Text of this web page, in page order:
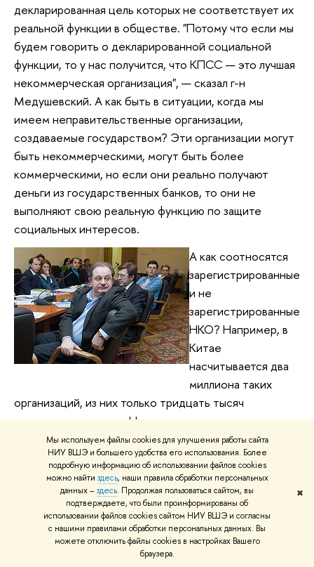
Мы используем файлы cookies для улучшения работы сайта
НИУ ВШЭ и большего удобства его использования. Более
подробную информацию об использовании файлов cookies
можно найти здесь, наши правила обработки персональных
данных –здесь. Продолжая пользоваться сайтом, вы
подтверждаете, что были проинформированы об
использовании файлов cookies сайтом НИУ ВШЭ и согласны
с нашими правилами обработки персональных данных. Вы
можете отключить файлы cookies в настройках Вашего
браузера.
✖
декларированная цель которых не соответствует их
реальной функции в обществе. "Потому что если мы
будем говорить о декларированной социальной
функции, то у нас получится, что КПСС — это лучшая
некоммерческая организация", — сказал г-н
Медушевский. А как быть в ситуации, когда мы
имеем неправительственные организации,
создаваемые государством? Эти организации могут
быть некоммерческими, могут быть более
коммерческими, но если они реально получают
деньги из государственных банков, то они не
выполняют свою реальную функцию по защите
социальных интересов.
А как соотносятся
зарегистрированные
и не
зарегистрированные
НКО? Например, в
Китае
насчитывается два
миллиона таких
организаций, из них только тридцать тысяч
зарегистрированных. Не затрагивается ли поэтому в
приведенных докладах лишь верхушка айсберга? И,
наконец, как быть с ситуацией влияния НКО и НПО?
Ведь очевидно, что российские законы об НКО и
НПО приняты в стремлении избежать "цветных
революций", которые как раз и осуществлялись через
посредство НКО и НПО. Считают ли докладчики, что
этот фактор играет роль, или он элиминируется в